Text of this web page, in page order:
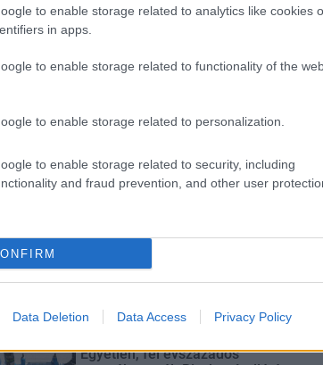
to enable storage related to analytics like cookies
in apps.
to enable storage related to functionality of the
to enable storage related to personalization.
to enable storage related to security, including
and fraud prevention, and other user
Data Deletion Data Access Privacy Policy
okot
Paks: hétfőn és talán még
Elkészült a Liszt Ferenc repülőtér
és közműhálózatának fejlesztése
Egyetlen, fél évszázados